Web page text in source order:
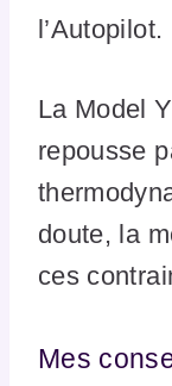
l’Autopilot.
La Model
repousse
doute, la
ces
Mes